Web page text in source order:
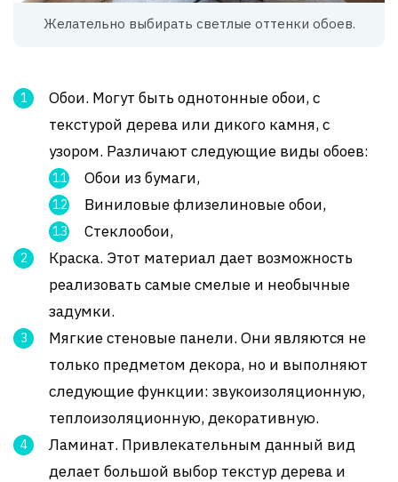
Желательно выбирать светлые оттенки обоев.
Обои. Могут быть однотонные обои, с
текстурой дерева или дикого камня, с
узором. Различают следующие виды обоев:
Обои из бумаги,
Виниловые флизелиновые обои,
Стеклообои,
Краска. Этот материал дает возможность
реализовать самые смелые и необычные
задумки.
Мягкие стеновые панели. Они являются не
только предметом декора, но и выполняют
следующие функции: звукоизоляционную,
теплоизоляционную, декоративную.
Ламинат. Привлекательным данный вид
делает большой выбор текстур дерева и